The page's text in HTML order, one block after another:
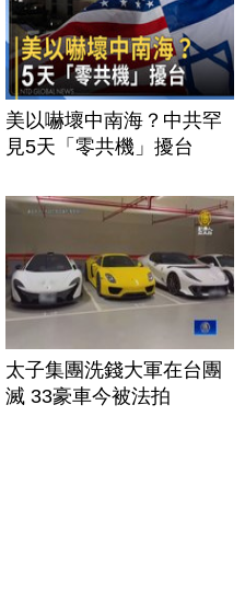
美以嚇壞中南海？中共罕
見5天「零共機」擾台
太子集團洗錢大軍在台團
滅 33豪車今被法拍